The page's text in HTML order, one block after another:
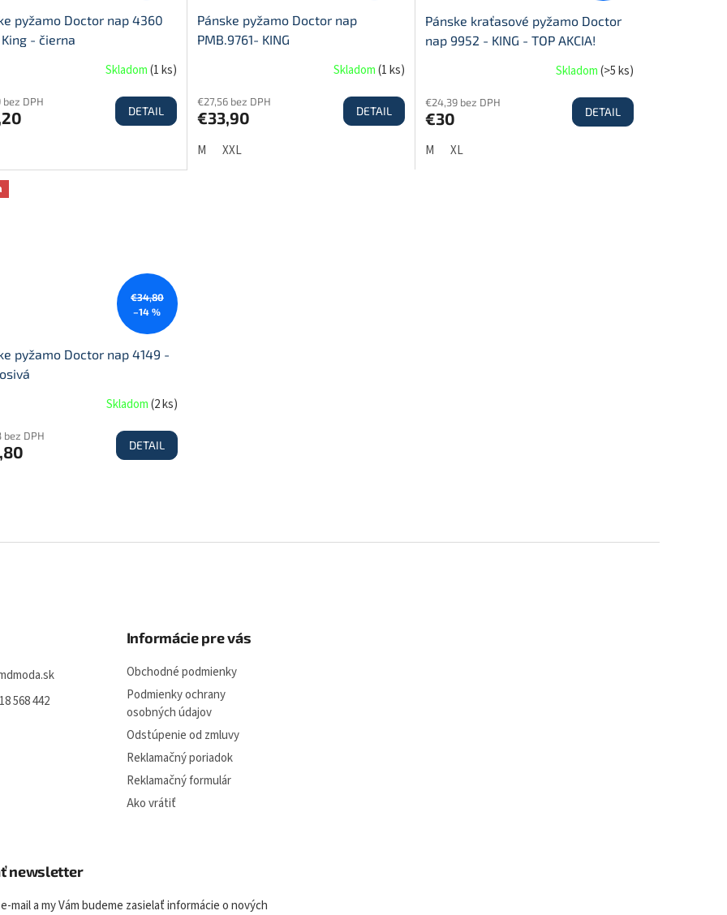
pyžamo Doctor nap 4360
- čierna
Skladom(1 ks)
bez DPH
DETAIL
Pánske pyžamo Doctor nap
PMB.9761- KING
Skladom(1 ks)
€27,56 bez DPH
€33,90 DETAIL
M XXL
Pánske kraťasové pyžamo Doctor
nap 9952 - KING - TOP AKCIA!
Skladom(>5 ks)
€24,39 bez DPH
€30 DETAIL
M XL
€34,80
–14 %
pyžamo Doctor nap 4149 -
Skladom(2 ks)
bez DPH
DETAIL
v
568 442
Informácie pre vás
Obchodné podmienky
Podmienky ochrany
osobných údajov
Odstúpenie od zmluvy
Reklamačný poriadok
Reklamačný formulár
Ako vrátiť
newsletter
mail a my Vám budeme zasielať informácie o nových